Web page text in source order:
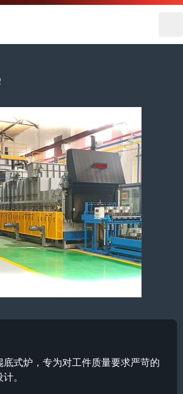
式炉，专为对工件质量要求严苛的
。